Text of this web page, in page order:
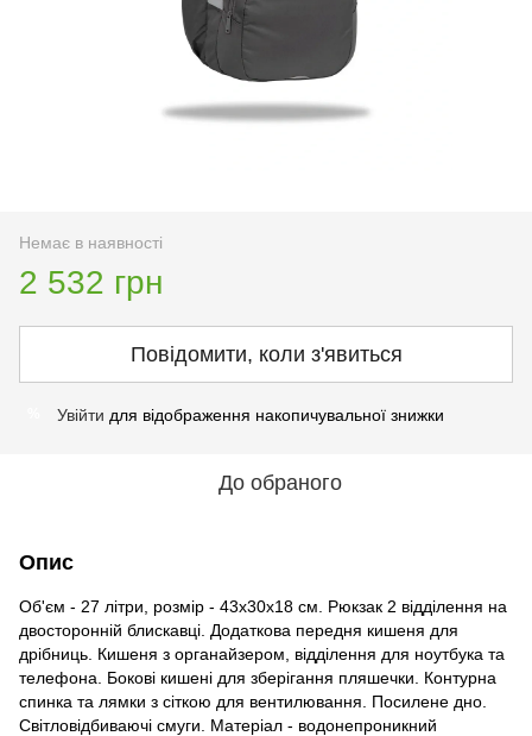
Немає в наявності
2 532 грн
Повідомити, коли з'явиться
Увійти для відображення накопичувальної знижки
До обраного
Опис
Об'єм - 27 літри, розмір - 43х30х18 см. Рюкзак 2 відділення на
двосторонній блискавці. Додаткова передня кишеня для
дрібниць. Кишеня з органайзером, відділення для ноутбука та
телефона. Бокові кишені для зберігання пляшечки. Контурна
спинка та лямки з сіткою для вентилювання. Посилене дно.
Світловідбиваючі смуги. Матеріал - водонепроникний